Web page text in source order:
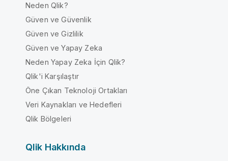
Neden Qlik?
Güven ve Güvenlik
Güven ve Gizlilik
Güven ve Yapay Zeka
Neden Yapay Zeka İçin Qlik?
Qlik'i Karşılaştır
Öne Çıkan Teknoloji Ortakları
Veri Kaynakları ve Hedefleri
Qlik Bölgeleri
Qlik Hakkında